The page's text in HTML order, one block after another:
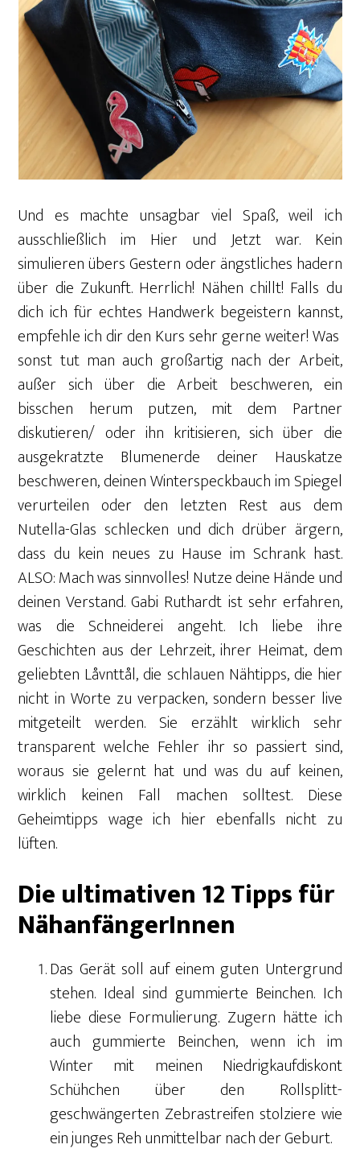
Und es machte unsagbar viel Spaß, weil ich
ausschließlich im Hier und Jetzt war. Kein
simulieren übers Gestern oder ängstliches hadern
über die Zukunft. Herrlich! Nähen chillt! Falls du
dich ich für echtes Handwerk begeistern kannst,
empfehle ich dir den Kurs sehr gerne weiter!Was
sonst tut man auch großartig nach der Arbeit,
außer sich über die Arbeit beschweren, ein
bisschen herum putzen, mit dem Partner
diskutieren/ oder ihn kritisieren, sich über die
ausgekratzte Blumenerde deiner Hauskatze
beschweren, deinen Winterspeckbauch im Spiegel
verurteilen oder den letzten Rest aus dem
Nutella-Glas schlecken und dich drüber ärgern,
dass du kein neues zu Hause im Schrank hast.
ALSO: Mach was sinnvolles! Nutze deine Hände und
deinen Verstand. Gabi Ruthardt ist sehr erfahren,
was die Schneiderei angeht. Ich liebe ihre
Geschichten aus der Lehrzeit, ihrer Heimat, dem
geliebten Låvnttål, die schlauen Nähtipps, die hier
nicht in Worte zu verpacken, sondern besser live
mitgeteilt werden. Sie erzählt wirklich sehr
transparent welche Fehler ihr so passiert sind,
woraus sie gelernt hat und was du auf keinen,
wirklich keinen Fall machen solltest. Diese
Geheimtipps wage ich hier ebenfalls nicht zu
lüften.
Die ultimativen 12 Tipps für
NähanfängerInnen
Das Gerät soll auf einem guten Untergrund
stehen. Ideal sind gummierte Beinchen. Ich
liebe diese Formulierung. Zugern hätte ich
auch gummierte Beinchen, wenn ich im
Winter mit meinen Niedrigkaufdiskont
Schühchen über den Rollsplitt-
geschwängerten Zebrastreifen stolziere wie
ein junges Reh unmittelbar nach der Geburt.